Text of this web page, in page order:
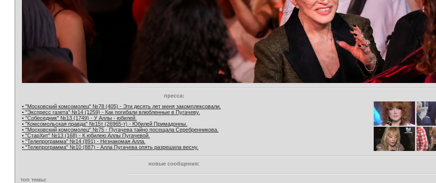
пресса:
• "Московский комсомолец" №78 (405) - Эти десять лет меня закомплексовали.
• "Экспресс газета" №14 (1259) - Как погибали влюбленные в Пугачеву.
• "Собеседник" №13 (1749) - У Аллы - юбилей.
• "Комсомольская правда" №15т (26965-т) - Юбилей Примадонны.
• "Московский комсомолец" №75 - Пугачева тайно посещала Серебренникова.
• "СтарХит" №13 (168) - К юбилею Аллы Пугачевой.
• "Телепрограмма" №14 (891) - Незнакомая Алла.
• "Телепрограмма" №10 (887) - Алла Пугачева опять разрешила весну.
новые сообщения:
топ темы: